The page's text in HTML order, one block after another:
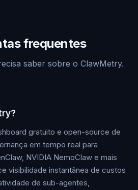
frequentes
saber sobre o ClawMetry.
gratuito e open-source de
em tempo real para
NVIDIA NemoClaw e mais
visibilidade instantânea de custos
de sub-agentes,